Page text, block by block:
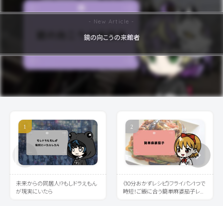
鏡の向こうの来館者
未来からの同居人!?もしドラえもん
が現実にいたら
《10分おかずレシピ》フライパン1つで
時短！ご飯に合う簡単麻婆茄子レシ